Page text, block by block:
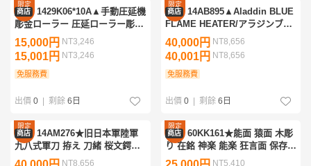
限定
優惠
商店 1429K06*10A▲手動圧延機
彫金ローラー 圧延ローラー彫金
工具 金属プレス機 歯車 ロール
ベンダー
15,000円 NT3,246
15,001円 NT3,246
免服務費
出價 0 剩餘 6日
限定
優惠
商店 14AB895▲Aladdin BLUE
FLAME HEATER/アラジンブル
ーフレイムヒーター15型前期石
油ストーブ・暖房器具
40,000円 NT8,656
40,001円 NT8,656
免服務費
出價 0 剩餘 6日
限定
優惠
商店 14AM276★旧日本軍陸軍
九八式軍刀 拵え 刀緒 桜文鍔縁
頭目貫 木製革巻き鞘 時代武具
NT8,656
限定
優惠
商店 60KK161★能面 猿面 木彫
り 在銘 神楽 能楽 狂言面 保存袋
付 彫刻 色彩 伝統芸能 日本美術
NT5,410